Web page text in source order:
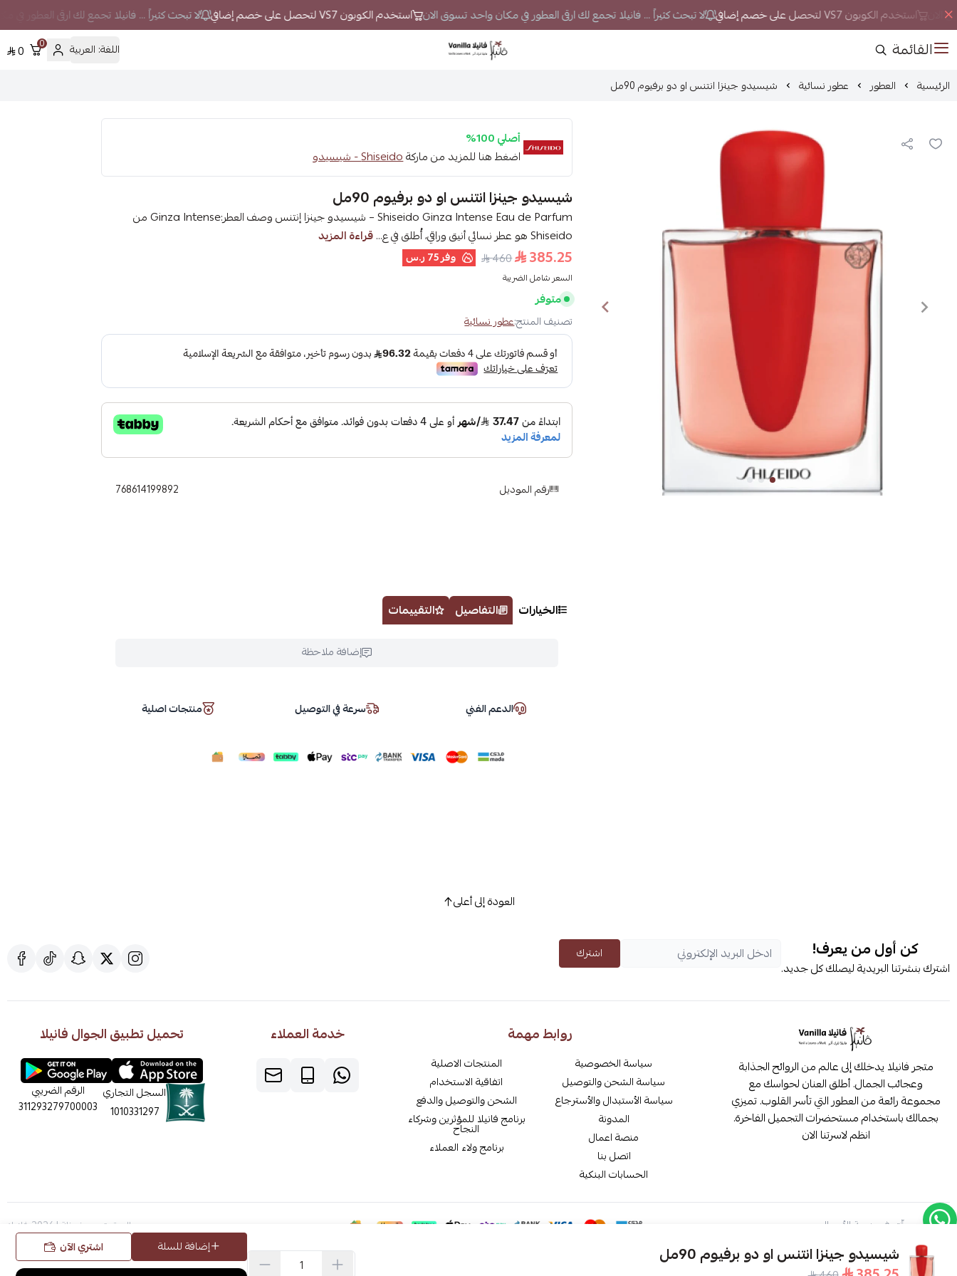
استخدم الكوبون VS7 لتحصل على خصم إضافي لا تبحث كثيراً ... فانيلا تجمع لك ارقى العطور في مكان واحد تسوق الان استخدم الكوبون VS7 لتحصل على خصم إضافي لا تبحث كثيراً ... فانيلا تجمع لك ارقى العطور في
القائمة فانيلا اللغة: العربية 0
0
الرئيسية العطور عطور نسائية شيسيدو جينزا انتنس او دو برفيوم 90مل
أصلي 100%
اضغط هنا للمزيد من ماركةShiseido - شيسيدو
شيسيدو جينزا انتنس او دو برفيوم 90مل
Shiseido Ginza Intense Eau de Parfum – شيسيدو جينزا إنتنس وصف العطر:Ginza Intense من
Shiseido هو عطر نسائي أنيق وراقي، أُطلق في ع...
قراءة المزيد
385.25
460 وفر75 ر.س
السعر شامل الضريبة
متوفر
تصنيف المنتج:عطور نسائية
رقم الموديل 768614199892
شيسيدو جينزا انتنس او دو برفيوم 90مل إضافة للسلة اشتري الآن
الخيارات التفاصيل التقييمات
إضافة ملاحظة
الدعم الفني سرعة في التوصيل منتجات اصلية
العودة إلى أعلى
كن أول من يعرف!
اشترك بنشرتنا البريدية ليصلك كل جديد.
اشترك
متجر فانيلا يدخلك إلى عالم من الروائح الجذابة
وعجائب الجمال. أطلق العنان لحواسك مع
مجموعة رائعة من العطور التي تأسر القلوب. تميزي
بجمالك باستخدام مستحضرات التجميل الفاخرة.
انظم لاسرتنا الان
روابط مهمة
سياسة الخصوصية
سياسة الشحن والتوصيل
سياسة الأستبدال والأسترجاع
المدونة
منصة اعمال
اتصل بنا
الحسابات البنكية
المنتجات الاصلية
اتفاقية الاستخدام
الشحن والتوصيل والدفع
برنامج فانيلا للمؤثرين وشركاء
النجاح
برنامج ولاء العملاء
خدمة العملاء تحميل تطبيق الجوال فانيلا
السجل التجاري
1010331297
الرقم الضريبي
311293279700003
موثّق في منصة الأعمال الحقوق محفوظة | 2026 فانيلا